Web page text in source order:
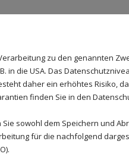
Inhalt
zu den genannten
in die USA. Das
daher ein erhöhtes Risiko,
finden Sie in den
Sie sowohl dem Speichern und
für die nachfolgend